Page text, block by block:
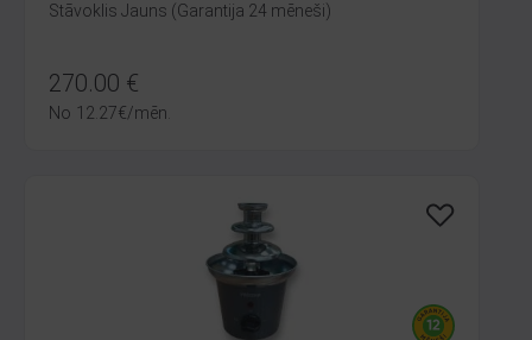
Stāvoklis Jauns (Garantija 24 mēneši)
270.00 €
No 12.27€/mēn.